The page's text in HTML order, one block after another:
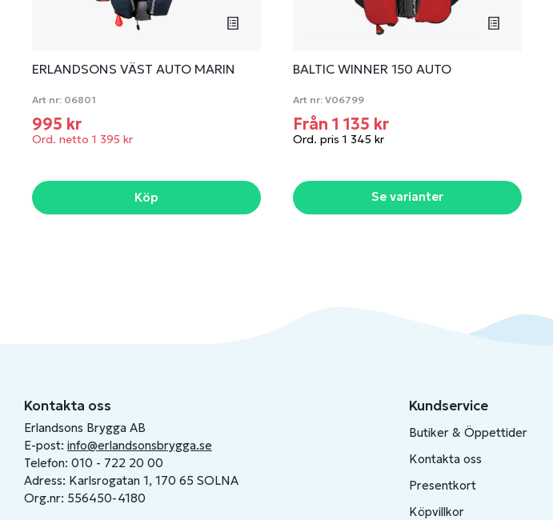
ERLANDSONS VÄST AUTO MARIN
Art nr: 06801
995 kr
Ord. netto 1 395 kr
Köp
BALTIC WINNER 150 AUTO
Art nr: V06799
Från 1 135 kr
Ord. pris 1 345 kr
Se varianter
Kontakta oss
Erlandsons Brygga AB
E-post: info@erlandsonsbrygga.se
Telefon: 010 - 722 20 00
Adress: Karlsrogatan 1, 170 65 SOLNA
Org.nr: 556450-4180
Kundservice
Butiker & Öppettider
Kontakta oss
Presentkort
Köpvillkor